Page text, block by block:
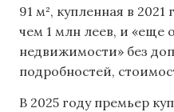
91 м², купленная в
чем 1 млн леев, и «еще
недвижимости» без
подробностей,
В 2025 году премьер